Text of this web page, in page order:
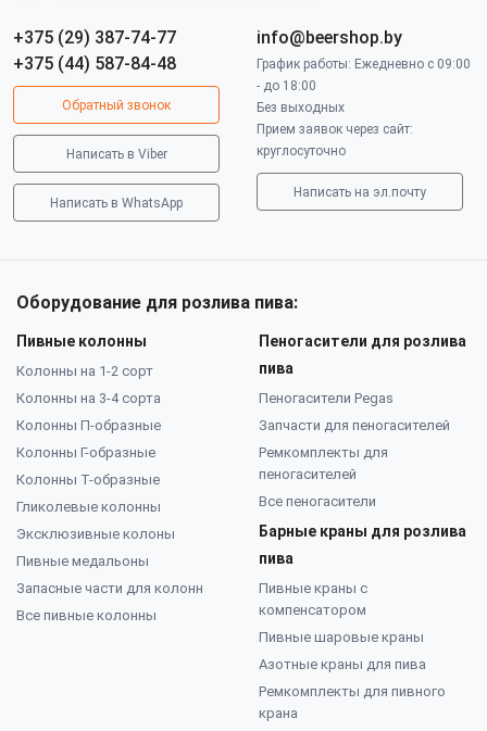
+375 (29) 387-74-77
+375 (44) 587-84-48
Обратный звонок
Написать в Viber
Написать в WhatsApp
info@beershop.by
График работы: Ежедневно с 09:00
- до 18:00
Без выходных
Прием заявок через сайт:
круглосуточно
Написать на эл.почту
Оборудование для розлива пива:
Пивные колонны
Колонны на 1-2 сорт
Колонны на 3-4 сорта
Колонны П-образные
Колонны Г-образные
Колонны Т-образные
Гликолевые колонны
Эксклюзивные колоны
Пивные медальоны
Запасные части для колонн
Все пивные колонны
Пеногасители для розлива
пива
Пеногасители Pegas
Запчасти для пеногасителей
Ремкомплекты для
пеногасителей
Все пеногасители
Барные краны для розлива
пива
Пивные краны с
компенсатором
Пивные шаровые краны
Азотные краны для пива
Ремкомплекты для пивного
крана